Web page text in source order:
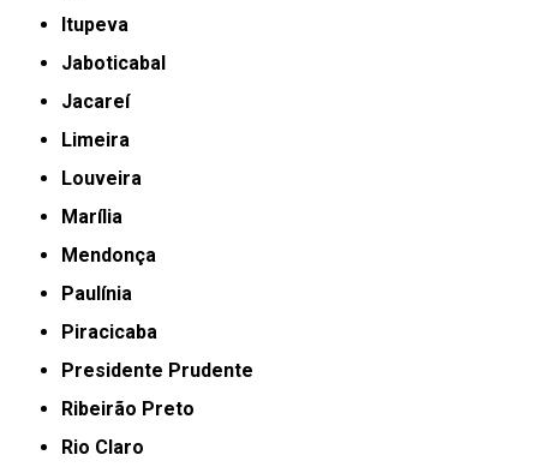
Itupeva
Jaboticabal
Jacareí
Limeira
Louveira
Marília
Mendonça
Paulínia
Piracicaba
Presidente Prudente
Ribeirão Preto
Rio Claro